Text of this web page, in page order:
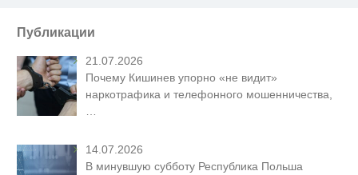
Публикации
21.07.2026
Почему Кишинев упорно «не видит»
наркотрафика и телефонного мошенничества,
14.07.2026
В минувшую субботу Республика Польша